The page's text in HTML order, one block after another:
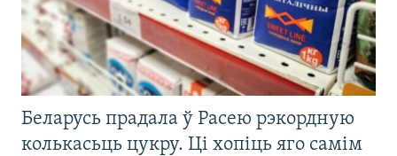
Беларусь прадала ў Расею рэкордную
колькасьць цукру. Ці хопіць яго самім